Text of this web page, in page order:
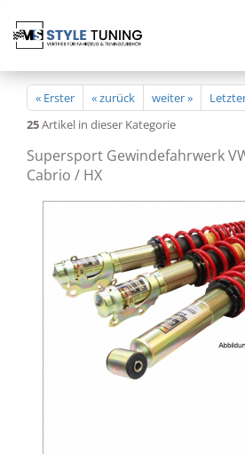
« Erster « zurück weiter »
25Artikel in dieser Kategorie
Supersport Gewindefahrwerk
Cabrio / HX